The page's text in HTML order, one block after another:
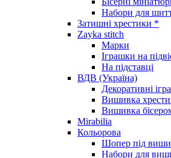
Набори для
Затишні хрестики *
Zayka stitch
Марки
Іграшки на
На підставці
ВДВ (Україна)
Декоративні
Вишивка
Вишивка
Mirabilia
Кольорова
Шопер під
Набори для